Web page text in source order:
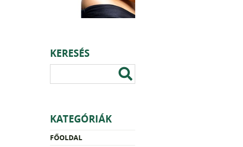
KERESÉS
KATEGÓRIÁK
FŐOLDAL